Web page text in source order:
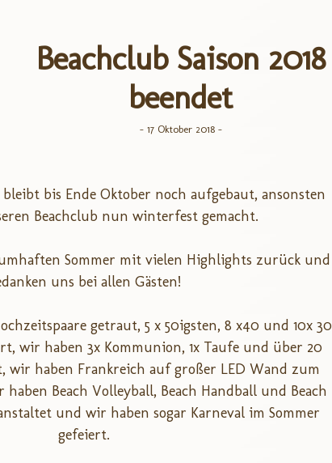
Beachclub Saison 2018
beendet
- 17 Oktober 2018 -
bis Ende Oktober noch aufgebaut, ansonsten
Beachclub nun winterfest gemacht.
Sommer mit vielen Highlights zurück und
uns bei allen Gästen!
getraut, 5 x 50igsten, 8 x40 und 10x 30
wir haben 3x Kommunion, 1x Taufe und über 20
wir haben Frankreich auf großer LED Wand zum
Beach Volleyball, Beach Handball und Beach
und wir haben sogar Karneval im Sommer
gefeiert.